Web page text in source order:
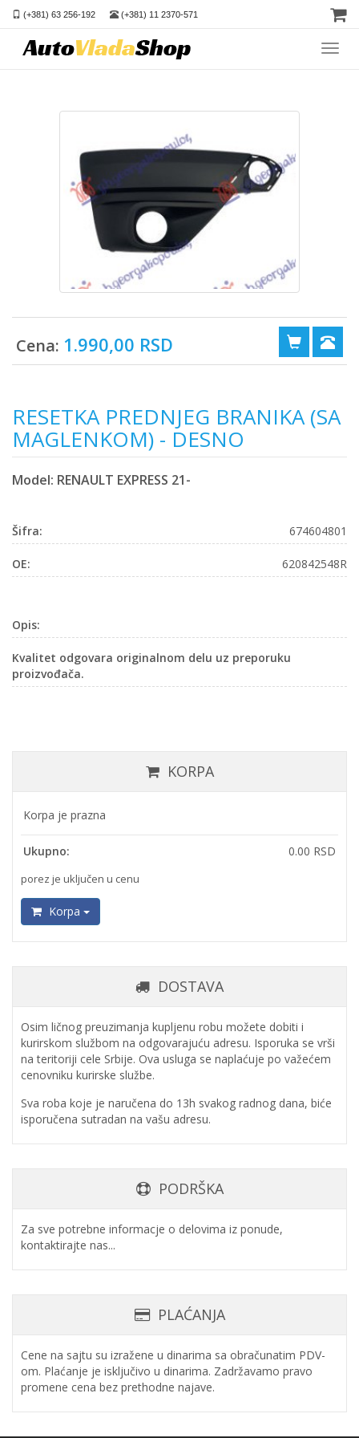
(+381) 63 256-192 (+381) 11 2370-571
Cena: 1.990,00 RSD
RESETKA PREDNJEG BRANIKA (SA
MAGLENKOM) - DESNO
Model: RENAULT EXPRESS 21-
Šifra: 674604801
OE: 620842548R
Opis:
Kvalitet odgovara originalnom delu uz preporuku
proizvođača.
KORPA
Korpa je prazna
Ukupno: 0.00 RSD
porez je uključen u cenu
Korpa
DOSTAVA
Osim ličnog preuzimanja kupljenu robu možete dobiti i
kurirskom službom na odgovarajuću adresu. Isporuka se vrši
na teritoriji cele Srbije. Ova usluga se naplaćuje po važećem
cenovniku kurirske službe.
Sva roba koje je naručena do 13h svakog radnog dana, biće
isporučena sutradan na vašu adresu.
PODRŠKA
Za sve potrebne informacje o delovima iz ponude,
kontaktirajte nas...
PLAĆANJA
Cene na sajtu su izražene u dinarima sa obračunatim PDV-
om. Plaćanje je isključivo u dinarima. Zadržavamo pravo
promene cena bez prethodne najave.